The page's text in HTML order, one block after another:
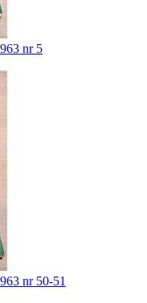
nr 5
nr 50-51